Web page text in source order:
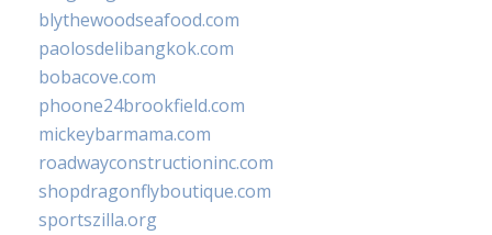
blythewoodseafood.com
paolosdelibangkok.com
bobacove.com
phoone24brookfield.com
mickeybarmama.com
roadwayconstructioninc.com
shopdragonflyboutique.com
sportszilla.org